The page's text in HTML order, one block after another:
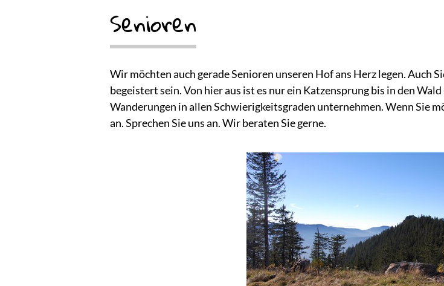
Senioren
Wir möchten auch gerade Senioren unseren Hof ans Herz legen. Auch
begeistert sein. Von hier aus ist es nur ein Katzensprung bis in den
Wanderungen in allen Schwierigkeitsgraden unternehmen. Wenn Sie
an. Sprechen Sie uns an. Wir beraten Sie gerne.